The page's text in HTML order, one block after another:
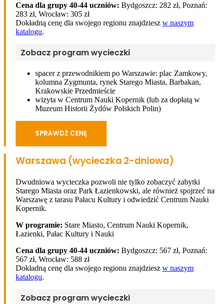
Cena dla grupy 40-44 uczniów: Bydgoszcz: 282 zł, Poznań:
283 zł, Wrocław: 305 zł
Dokładną cenę dla swojego regionu znajdziesz w naszym
katalogu.
Zobacz program wycieczki
spacer z przewodnikiem po Warszawie: plac Zamkowy,
kolumna Zygmunta, rynek Starego Miasta, Barbakan,
Krakowskie Przedmieście
wizyta w Centrum Nauki Kopernik (lub za dopłatą w
Muzeum Historii Żydów Polskich Polin)
SPRAWDŹ CENĘ
Warszawa (wycieczka 2-dniowa)
Dwudniowa wycieczka pozwoli nie tylko zobaczyć zabytki
Starego Miasta oraz Park Łazienkowski, ale również spojrzeć na
Warszawę z tarasu Pałacu Kultury i odwiedzić Centrum Nauki
Kopernik.
W programie: Stare Miasto, Centrum Nauki Kopernik,
Łazienki, Pałac Kultury i Nauki
Cena dla grupy 40-44 uczniów: Bydgoszcz: 567 zł, Poznań:
567 zł, Wrocław: 588 zł
Dokładną cenę dla swojego regionu znajdziesz w naszym
katalogu.
Zobacz program wycieczki